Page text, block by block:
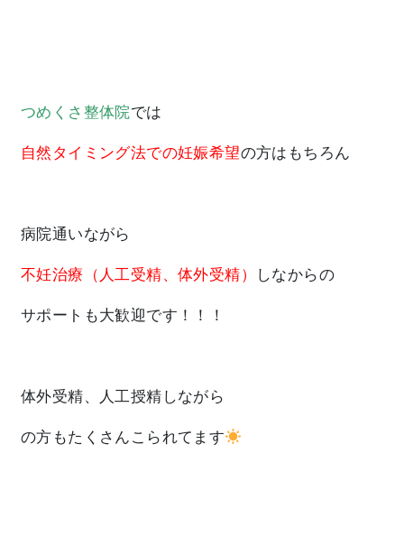
つめくさ整体院では
自然タイミング法での妊娠希望の方はもちろん
病院通いながら
不妊治療（人工受精、体外受精） しなからの
サポートも大歓迎です！！！
体外受精、人工授精しながら
の方もたくさんこられてます